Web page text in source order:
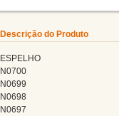
Descrição do Produto
ESPELHO
N0700
N0699
N0698
N0697